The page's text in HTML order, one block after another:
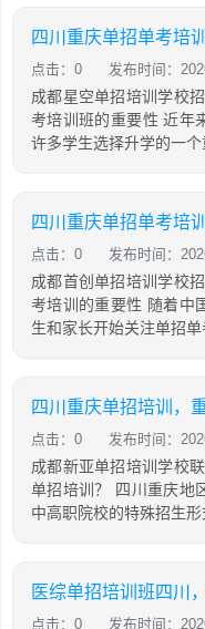
四川重庆单招单考培
点击：0 发布时间：
成都星空单招培训学校
考培训班的重要性 近年
许多学生选择升学的一个
四川重庆单招单考培
点击：0 发布时间：
成都首创单招培训学校
考培训的重要性 随着中
生和家长开始关注单招
四川重庆单招培训，
点击：0 发布时间：
成都新亚单招培训学校
单招培训？ 四川重庆地
中高职院校的特殊招生
医综单招培训班四川
点击：0 发布时间：